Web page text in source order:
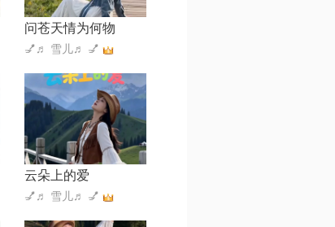
问苍天情为何物
💅♬ 雪儿♬ 💅
云朵上的爱
💅♬ 雪儿♬ 💅